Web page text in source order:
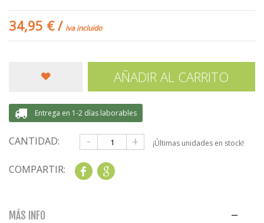
34,95 €/ iva incluido
AÑADIR AL CARRITO
Entrega en 1-2 días laborables
CANTIDAD: - + ¡Últimas unidades en stock!
COMPARTIR: Share
MÁS INFO